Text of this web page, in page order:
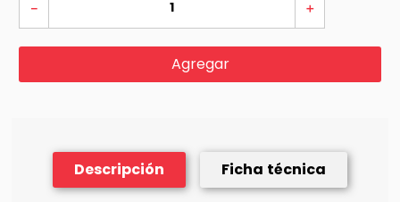
＋
－
Agregar
Descripción Ficha técnica